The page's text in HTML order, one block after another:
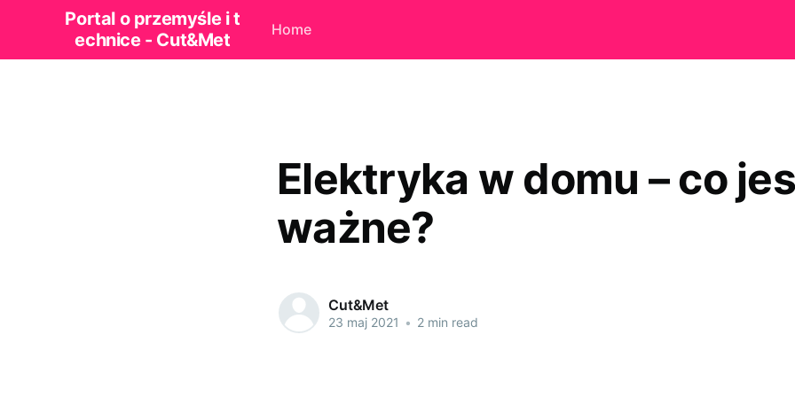
Portal o przemyśle i t
echnice - Cut&Met
Home
Elektryka w domu – co
ważne?
Cut&Met
23 maj 2021 • 2 min read